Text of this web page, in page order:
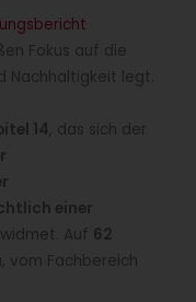
Fokus auf die
Nachhaltigkeit legt.
14, das sich der
einer
widmet. Auf 62
vom Fachbereich